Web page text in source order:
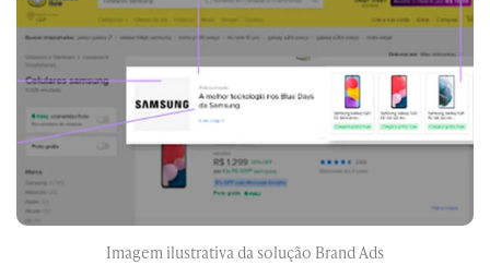
Imagem ilustrativa da solução Brand Ads